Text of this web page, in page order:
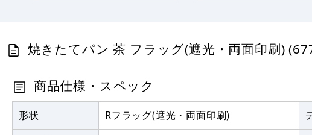
焼きたてパン 茶 フラッグ(遮光・両面印刷)
商品仕様・スペック
形状 Rフラッグ(遮光・両面印刷)